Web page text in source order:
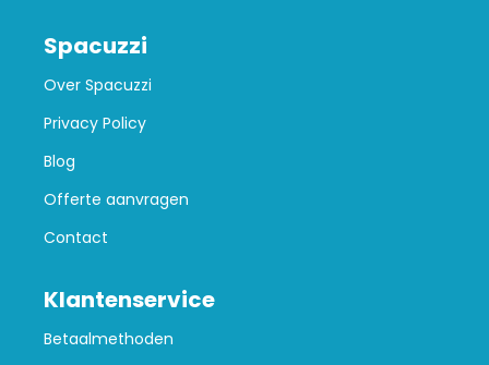
Spacuzzi
Over Spacuzzi
Privacy Policy
Blog
Offerte aanvragen
Contact
Klantenservice
Betaalmethoden